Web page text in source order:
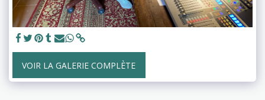
VOIR LA GALERIE COMPLÈTE